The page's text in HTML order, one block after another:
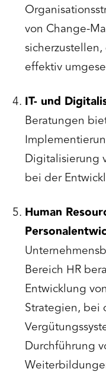
von Change-
effektiv
IT- und
Beratungen
Digitalisierung
bei der
Human
Bereich HR
Entwicklung
Strategien, bei
Durchführung